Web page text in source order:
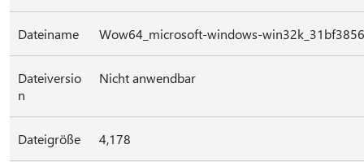
Dateiname Wow64_microsoft-windows-
Dateiversio
n
Nicht anwendbar
Dateigröße 4,178